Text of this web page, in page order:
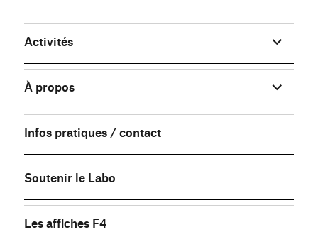
Activités ouvrir
le
sous-
menu
À propos
ouvrir
le
sous-
menu
Infos pratiques / contact
Soutenir le Labo
Les affiches F4